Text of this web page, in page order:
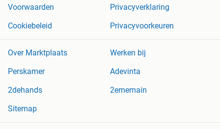
Voorwaarden
Privacyverklaring
Cookiebeleid
Privacyvoorkeuren
Over Marktplaats
Werken bij
Perskamer
Adevinta
2dehands
2ememain
Sitemap